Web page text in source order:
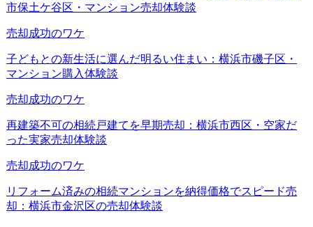
覧者にとって購入した後の生活イメージが湧きやすいとい
う点がこの方法の1つ目のメリットだと言えます。
どのような家具の配置で生活しようか、というのはこれか
ら新居を購入しようとしている内覧者にとっては結構気に
る場合よりもこの方法は大きなアドバンテージがあると言
えるでしょう。
実際に新居への引っ越しの際、新しい家具を購入しようと